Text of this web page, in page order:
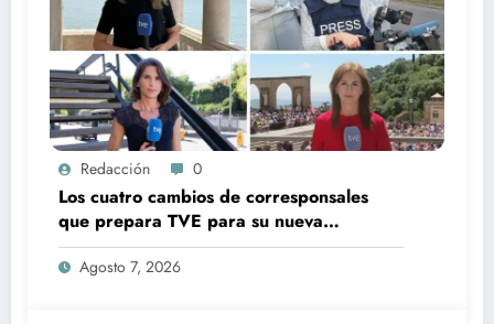
Redacción 0
Los cuatro cambios de corresponsales
que prepara TVE para su nueva
temporada
Agosto 7, 2026